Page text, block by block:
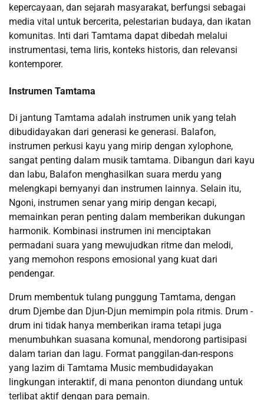
kepercayaan, dan sejarah masyarakat, berfungsi sebagai
media vital untuk bercerita, pelestarian budaya, dan ikatan
komunitas. Inti dari Tamtama dapat dibedah melalui
instrumentasi, tema liris, konteks historis, dan relevansi
kontemporer.
Instrumen Tamtama
Di jantung Tamtama adalah instrumen unik yang telah
dibudidayakan dari generasi ke generasi. Balafon,
instrumen perkusi kayu yang mirip dengan xylophone,
sangat penting dalam musik tamtama. Dibangun dari kayu
dan labu, Balafon menghasilkan suara merdu yang
melengkapi bernyanyi dan instrumen lainnya. Selain itu,
Ngoni, instrumen senar yang mirip dengan kecapi,
memainkan peran penting dalam memberikan dukungan
harmonik. Kombinasi instrumen ini menciptakan
permadani suara yang mewujudkan ritme dan melodi,
yang memohon respons emosional yang kuat dari
pendengar.
Drum membentuk tulang punggung Tamtama, dengan
drum Djembe dan Djun-Djun memimpin pola ritmis. Drum -
drum ini tidak hanya memberikan irama tetapi juga
menumbuhkan suasana komunal, mendorong partisipasi
dalam tarian dan lagu. Format panggilan-dan-respons
yang lazim di Tamtama Music membudidayakan
lingkungan interaktif, di mana penonton diundang untuk
terlibat aktif dengan para pemain.